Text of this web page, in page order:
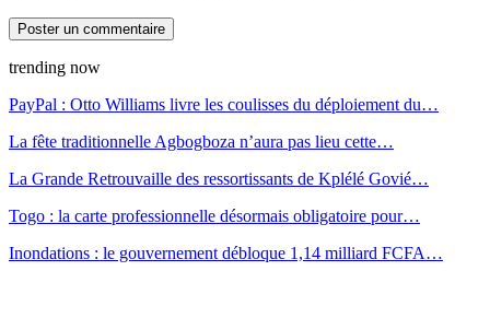
trending now
PayPal : Otto Williams livre les coulisses du déploiement du…
La fête traditionnelle Agbogboza n’aura pas lieu cette…
La Grande Retrouvaille des ressortissants de Kplélé Govié…
Togo : la carte professionnelle désormais obligatoire pour…
Inondations : le gouvernement débloque 1,14 milliard FCFA…